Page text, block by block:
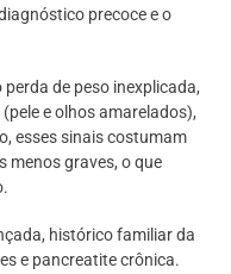
precoce e o
de peso inexplicada,
e olhos amarelados),
esses sinais costumam
menos graves, o que
histórico familiar da
e pancreatite crônica.